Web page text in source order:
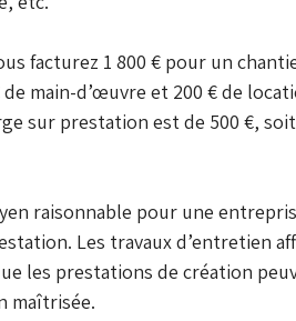
facturez 1 800 € pour un
main-d’œuvre et 200 € de
sur prestation est de 500 €,
raisonnable pour une
Les travaux d’entretien
les prestations de création
maîtrisée.